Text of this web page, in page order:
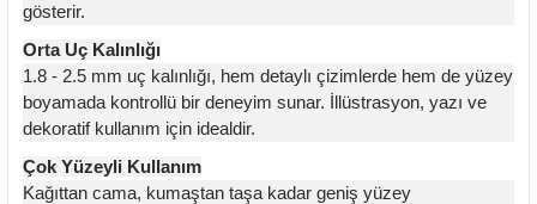
gösterir.
Orta Uç Kalınlığı
1.8 - 2.5 mm uç kalınlığı, hem detaylı çizimlerde hem de yüzey
boyamada kontrollü bir deneyim sunar. İllüstrasyon, yazı ve
dekoratif kullanım için idealdir.
Çok Yüzeyli Kullanım
Kağıttan cama, kumaştan taşa kadar geniş yüzey